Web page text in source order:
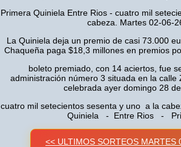
Primera Quiniela Entre Rios - cuatro mil
cabeza. Martes 02-06-
La Quiniela deja un premio de casi 73.000
Chaqueña paga $18,3 millones en premios
boleto premiado, con 14 aciertos, fue
administración número 3 situada en la calle
celebrada ayer domingo 28
cuatro mil setecientos sesenta y uno a la
Quiniela - Entre Rios -
<< ULTIMOS SORTEOS MARTES